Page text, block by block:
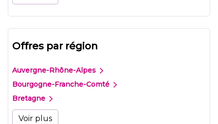
Offres par région
Auvergne-Rhône-Alpes
Bourgogne-Franche-Comté
Bretagne
Voir plus